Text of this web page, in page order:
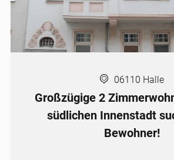
06110 Halle
Großzügige 2
südlichen Innenstadt
Bewohner!